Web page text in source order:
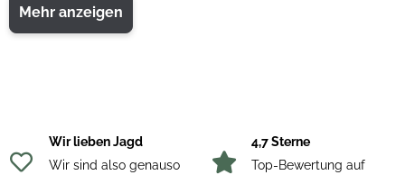
vor Gebrauch aus der Verpackung zu entnehmen und bei
Zimmertemperatur zu belassen.
Mehr anzeigen
Wir lieben Jagd
Wir sind also genauso
4,7 Sterne
Top-Bewertung auf